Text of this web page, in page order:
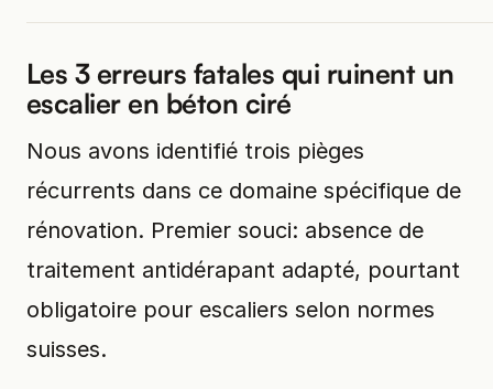
Les 3 erreurs fatales qui ruinent un
escalier en béton ciré
Nous avons identifié trois pièges
récurrents dans ce domaine spécifique de
rénovation. Premier souci: absence de
traitement antidérapant adapté, pourtant
obligatoire pour escaliers selon normes
suisses.